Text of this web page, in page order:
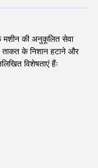
मशीन की अनुकूलित सेवा
ताकत के निशान हटाने और
विशेषताएं हैंः